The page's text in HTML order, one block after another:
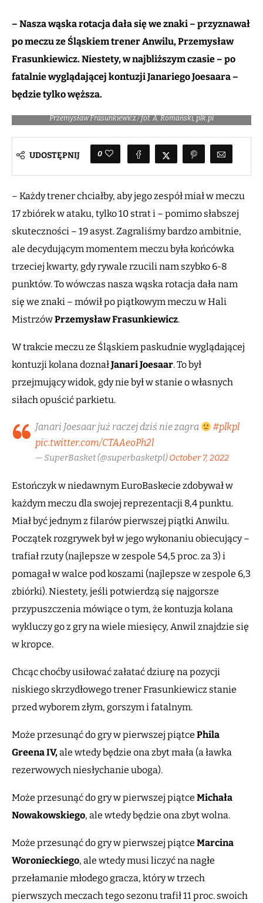
– Nasza wąska rotacja dała się we znaki – przyznawał
po meczu ze Śląskiem trener Anwilu, Przemysław
Frasunkiewicz. Niestety, w najbliższym czasie – po
fatalnie wyglądającej kontuzji Janariego Joesaara –
będzie tylko węższa.
Przemysław Frasunkiewicz / fot. A. Romański, plk.pl
UDOSTĘPNIJ 0
– Każdy trener chciałby, aby jego zespół miał w meczu
17 zbiórek w ataku, tylko 10 strat i – pomimo słabszej
skuteczności – 19 asyst. Zagraliśmy bardzo ambitnie,
ale decydującym momentem meczu była końcówka
trzeciej kwarty, gdy rywale rzucili nam szybko 6-8
punktów. To wówczas nasza wąska rotacja dała nam
się we znaki – mówił po piątkowym meczu w Hali
MistrzówPrzemysław Frasunkiewicz.
W trakcie meczu ze Śląskiem paskudnie wyglądającej
kontuzji kolana doznałJanari Joesaar. To był
przejmujący widok, gdy nie był w stanie o własnych
siłach opuścić parkietu.
Janari Joesaar już raczej dziś nie zagra
#plkpl
pic.twitter.com/CTAAeoPh2l
— SuperBasket (@superbasketpl)October 7, 2022
Estończyk w niedawnym EuroBaskecie zdobywał w
każdym meczu dla swojej reprezentacji 8,4 punktu.
Miał być jednym z filarów pierwszej piątki Anwilu.
Początek rozgrywek był w jego wykonaniu obiecujący –
trafiał rzuty (najlepsze w zespole 54,5 proc. za 3) i
pomagał w walce pod koszami (najlepsze w zespole 6,3
zbiórki). Niestety, jeśli potwierdzą się najgorsze
przypuszczenia mówiące o tym, że kontuzja kolana
wykluczy go z gry na wiele miesięcy, Anwil znajdzie się
w kropce.
Chcąc choćby usiłować załatać dziurę na pozycji
niskiego skrzydłowego trener Frasunkiewicz stanie
przed wyborem złym, gorszym i fatalnym.
Może przesunąć do gry w pierwszej piątce Phila
Greena IV,ale wtedy będzie ona zbyt mała (a ławka
rezerwowych niesłychanie uboga).
Może przesunąć do gry w pierwszej piątce Michała
Nowakowskiego, ale wtedy będzie ona zbyt wolna.
Może przesunąć do gry w pierwszej piątce Marcina
Woronieckiego, ale wtedy musi liczyć na nagłe
przełamanie młodego gracza, który w trzech
pierwszych meczach tego sezonu trafił 11 proc. swoich